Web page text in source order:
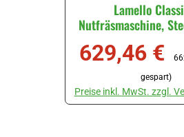
Lamello
Nutfräsmaschine,
Schuko, im Karton
Verkaufspreis:
629,46 €
gespart)
Preise inkl. MwSt. zzgl.
Produkt Anzahl: Gib den